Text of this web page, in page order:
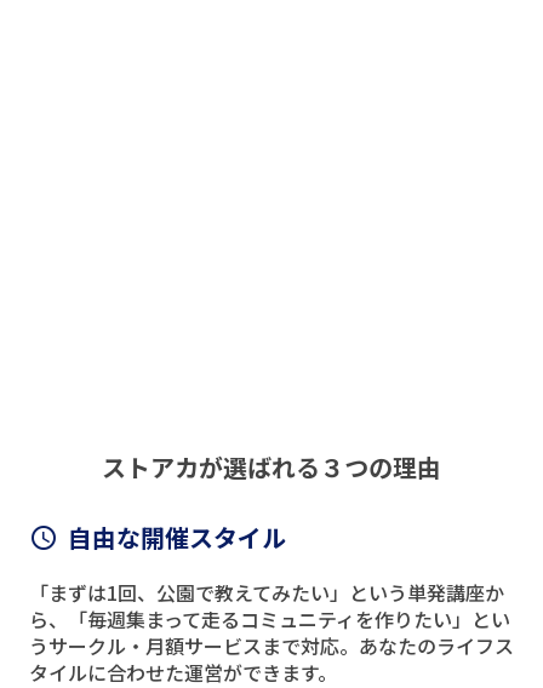
ストアカが選ばれる３つの理由
access_time 自由な開催スタイル
「まずは1回、公園で教えてみたい」という単発講座か
ら、「毎週集まって走るコミュニティを作りたい」とい
うサークル・月額サービスまで対応。あなたのライフス
タイルに合わせた運営ができます。